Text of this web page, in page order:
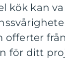
kök kan
offerter
för ditt